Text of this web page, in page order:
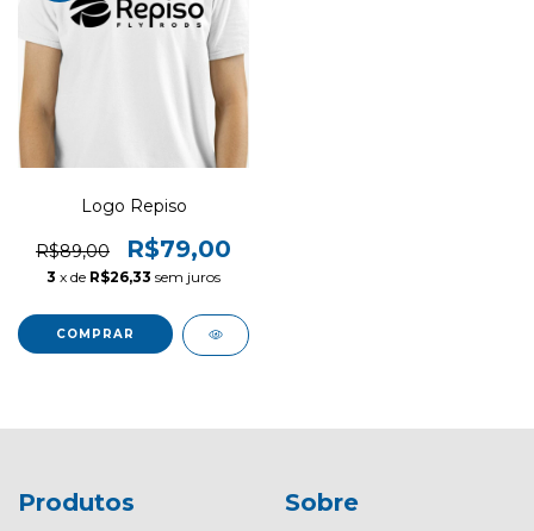
Logo Repiso
R$89,00 R$79,00
3 x de R$26,33 sem juros
COMPRAR
Produtos Sobre